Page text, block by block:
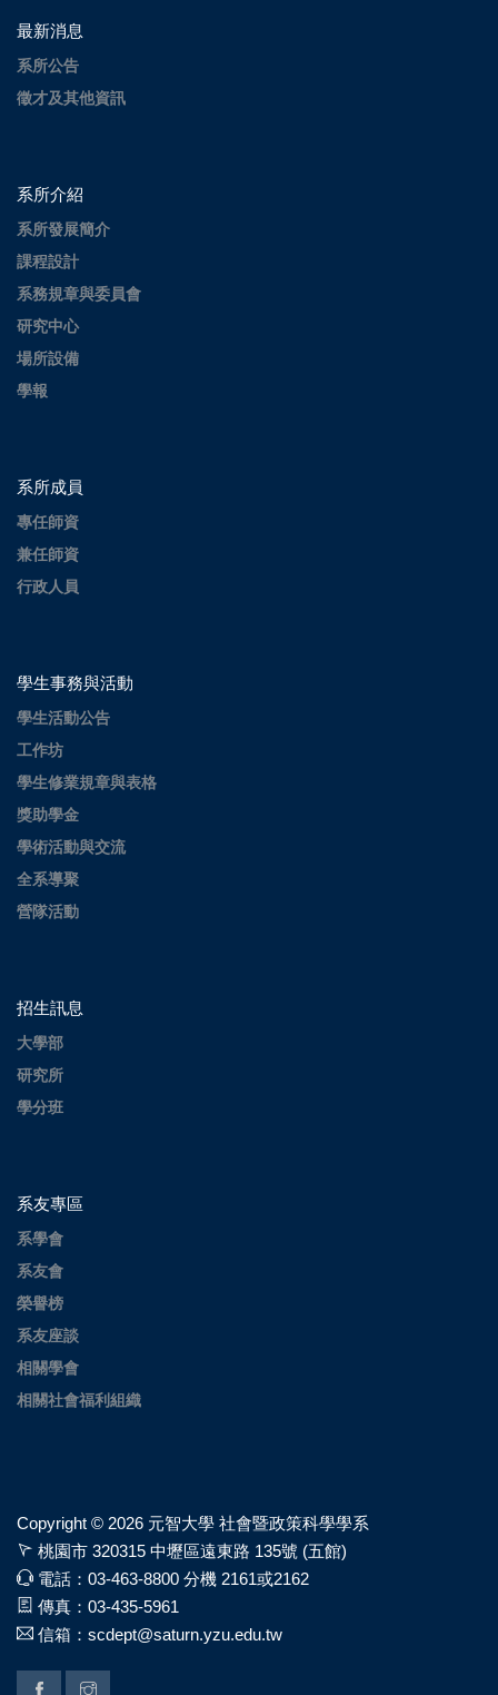
最新消息
系所公告
徵才及其他資訊
系所介紹
系所發展簡介
課程設計
系務規章與委員會
研究中心
場所設備
學報
系所成員
專任師資
兼任師資
行政人員
學生事務與活動
學生活動公告
工作坊
學生修業規章與表格
獎助學金
學術活動與交流
全系導聚
營隊活動
招生訊息
大學部
研究所
學分班
系友專區
系學會
系友會
榮譽榜
系友座談
相關學會
相關社會福利組織
Copyright © 2026 元智大學 社會暨政策科學學系
桃園市 320315 中壢區遠東路 135號 (五館)
電話：03-463-8800 分機 2161或2162
傳真：03-435-5961
信箱：scdept@saturn.yzu.edu.tw